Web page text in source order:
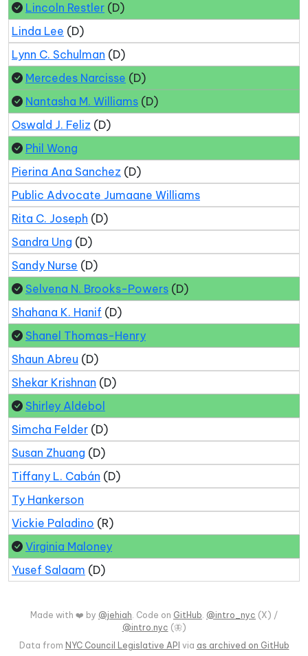
Lincoln Restler (D)
Linda Lee (D)
Lynn C. Schulman (D)
Mercedes Narcisse (D)
Nantasha M. Williams (D)
Oswald J. Feliz (D)
Phil Wong
Pierina Ana Sanchez (D)
Public Advocate Jumaane Williams
Rita C. Joseph (D)
Sandra Ung (D)
Sandy Nurse (D)
Selvena N. Brooks-Powers (D)
Shahana K. Hanif (D)
Shanel Thomas-Henry
Shaun Abreu (D)
Shekar Krishnan (D)
Shirley Aldebol
Simcha Felder (D)
Susan Zhuang (D)
Tiffany L. Cabán (D)
Ty Hankerson
Vickie Paladino (R)
Virginia Maloney
Yusef Salaam (D)
Made with ❤️ by @jehiah. Code on GitHub. @intro_nyc (X) /
@intro.nyc (🦋)
Data from NYC Council Legislative API via as archived on GitHub